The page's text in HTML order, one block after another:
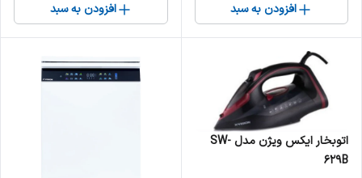
افزودن به سبد افزودن به سبد
اتوبخار ایکس ویژن مدل SW-
629B